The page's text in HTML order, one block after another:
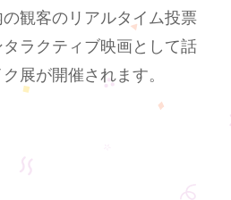
観客のリアルタイム投票
ラクティブ映画として話
展が開催されます。